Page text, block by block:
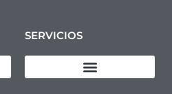
SERVICIOS